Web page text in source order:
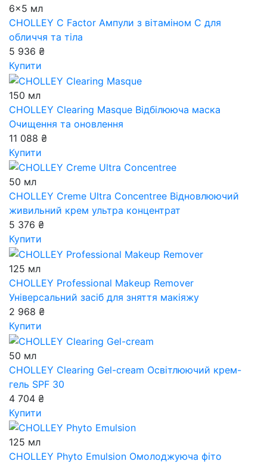
6x5 мл
CHOLLEY C Factor Ампули з вітаміном С для
обличчя та тіла
5 936 ₴
Купити
150 мл
CHOLLEY Clearing Masque Відбілююча маска
Очищення та оновлення
11 088 ₴
Купити
50 мл
CHOLLEY Creme Ultra Concentree Відновлюючий
живильний крем ультра концентрат
5 376 ₴
Купити
125 мл
CHOLLEY Professional Makeup Remover
Універсальний засіб для зняття макіяжу
2 968 ₴
Купити
50 мл
CHOLLEY Clearing Gel-cream Освітлюючий крем-
гель SPF 30
4 704 ₴
Купити
125 мл
CHOLLEY Phyto Emulsion Омолоджуюча фіто